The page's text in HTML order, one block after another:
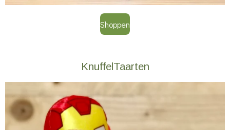
Shoppen
KnuffelTaarten